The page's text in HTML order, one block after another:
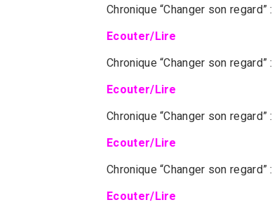
Chronique “Changer son regard” :
Ecouter/Lire
Chronique “Changer son regard” :
Ecouter/Lire
Chronique “Changer son regard” :
Ecouter/Lire
Chronique “Changer son regard” :
Ecouter/Lire